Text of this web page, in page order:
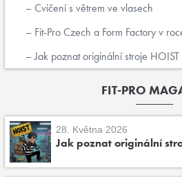
Cvičení s větrem ve vlasech
Fit-Pro Czech a Form Factory v
Jak poznat originální stroje HOIST
FIT-PRO
28. Května 2026
Jak poznat originální